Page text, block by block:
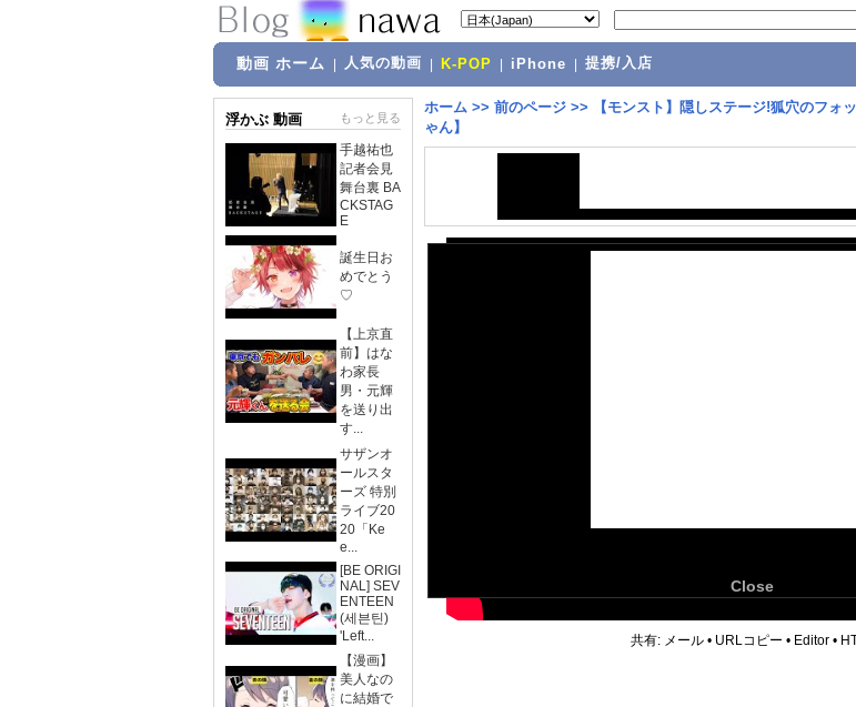
動画 ホーム 人気の動画 K-POP iPhone 提携/入店
浮かぶ 動画 もっと見る
手越祐也
記者会見
舞台裏 BA
CKSTAG
E
誕生日お
めでとう
♡
【上京直
前】はな
わ家長
男・元輝
を送り出
す...
サザンオ
ールスタ
ーズ 特別
ライブ20
20「Ke
e...
[BE ORIGI
NAL] SEV
ENTEEN
(세븐틴)
'Left...
【漫画】
美人なの
に結婚で
ホーム >> 前のページ >>
【モンスト】隠しステージ!狐穴のフォ
ゃん】
Close
共有: メール • URLコピー • Editor •